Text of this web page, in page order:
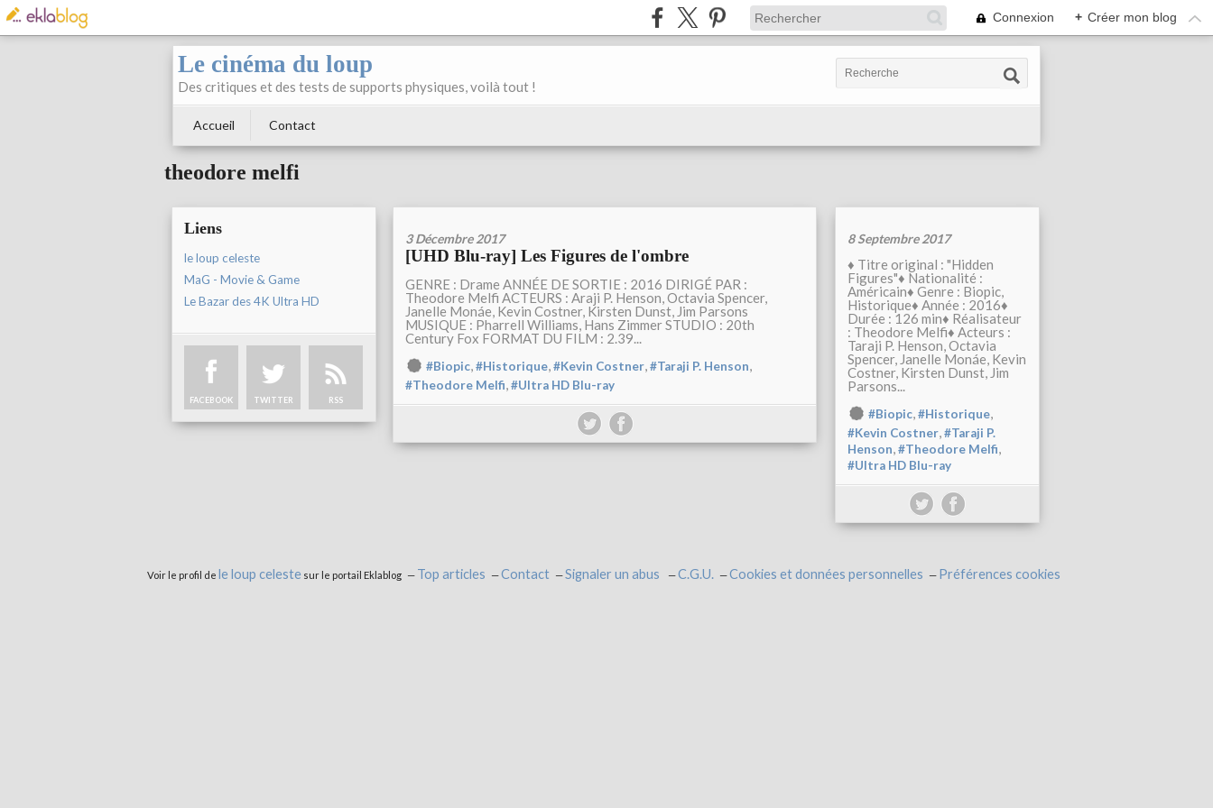
Connexion + Créer mon blog
Le cinéma du loup
Des critiques et des tests de supports physiques, voilà tout !
Accueil Contact
theodore melfi
Liens
le loup celeste
MaG - Movie & Game
Le Bazar des 4K Ultra HD
FACEBOOK TWITTER RSS
3 Décembre 2017
[UHD Blu-ray] Les Figures de l'ombre
GENRE : Drame ANNÉE DE SORTIE : 2016 DIRIGÉ PAR :
Theodore Melfi ACTEURS : Araji P. Henson, Octavia Spencer,
Janelle Monáe, Kevin Costner, Kirsten Dunst, Jim Parsons
MUSIQUE : Pharrell Williams, Hans Zimmer STUDIO : 20th
Century Fox FORMAT DU FILM : 2.39...
#Biopic,#Historique,#Kevin Costner,#Taraji P. Henson,
#Theodore Melfi,#Ultra HD Blu-ray
8 Septembre 2017
♦ Titre original : "Hidden
Figures"♦ Nationalité :
Américain♦ Genre : Biopic,
Historique♦ Année : 2016♦
Durée : 126 min♦ Réalisateur
: Theodore Melfi♦ Acteurs :
Taraji P. Henson, Octavia
Spencer, Janelle Monáe, Kevin
Costner, Kirsten Dunst, Jim
Parsons...
#Biopic,#Historique,
#Kevin Costner,#Taraji P.
Henson,#Theodore Melfi,
#Ultra HD Blu-ray
Voir le profil de le loup celeste sur le portail Eklablog Top articles Contact Signaler un abus C.G.U. Cookies et données personnelles Préférences cookies